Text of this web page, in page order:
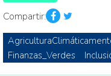
Compartir:
Finanzas_Verdes